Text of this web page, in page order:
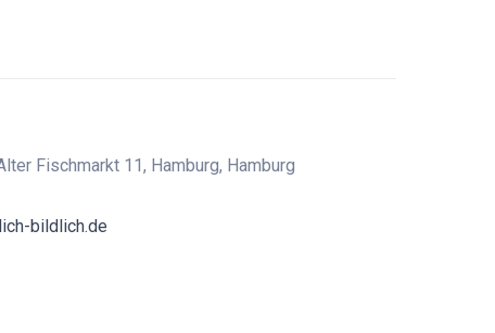
Fischmarkt 11, Hamburg, Hamburg
bildlich.de